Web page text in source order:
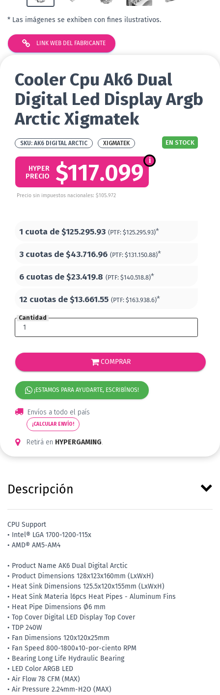
* Las imágenes se exhiben con fines ilustrativos.
LINK WEB DEL FABRICANTE
Cooler Cpu Ak6 Dual
Digital Led Display Argb
Arctic Xigmatek
AK6 DIGITAL ARCTIC EN STOCK
XIGMATEK
$117.099
HYPER
PRECIO
Precio sin impuestos nacionales: $105.972
1 cuota de$125.295.93 (PTF: $125.295.93)*
3 cuotas de$43.716.96 (PTF: $131.150.88)*
6 cuotas de$23.419.8 (PTF: $140.518.8)*
12 cuotas de$13.661.55 (PTF: $163.938.6)*
Cantidad
COMPRAR
¡ESTAMOS PARA AYUDARTE, ESCRIBÍNOS!
Envíos a todo el país
¡CALCULAR ENVÍO!
Retirá en HYPERGAMING.
Descripción
CPU Support
• Intel® LGA 1700-1200-115x
• AMD® AM5-AM4
• Product Name AK6 Dual Digital Arctic
• Product Dimensions 128x123x160mm (LxWxH)
• Heat Sink Dimensions 125.5x120x155mm (LxWxH)
• Heat Sink Materia l6pcs Heat Pipes - Aluminum Fins
• Heat Pipe Dimensions Ø6 mm
• Top Cover Digital LED Display Top Cover
• TDP 240W
• Fan Dimensions 120x120x25mm
• Fan Speed 800-1800±10-por-ciento RPM
• Bearing Long Life Hydraulic Bearing
• LED Color ARGB LED
• Air Flow 78 CFM (MAX)
• Air Pressure 2.24mm-H2O (MAX)